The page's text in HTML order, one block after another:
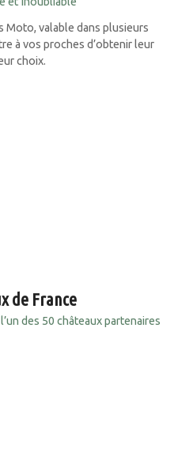
Moto, valable dans plusieurs
à vos proches d’obtenir leur
choix.
de France
des 50 châteaux partenaires